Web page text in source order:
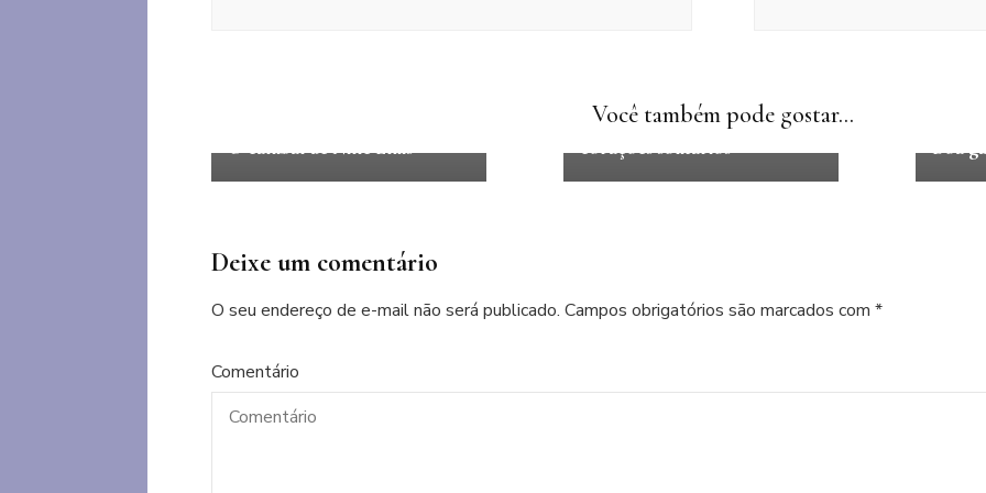
Você também pode gostar...
O canibal de Nine Elms
A pequena livraria dos
corações solitários
Boa
Deixe um comentário
O seu endereço de e-mail não será publicado. Campos obrigatórios são marcados com *
Comentário